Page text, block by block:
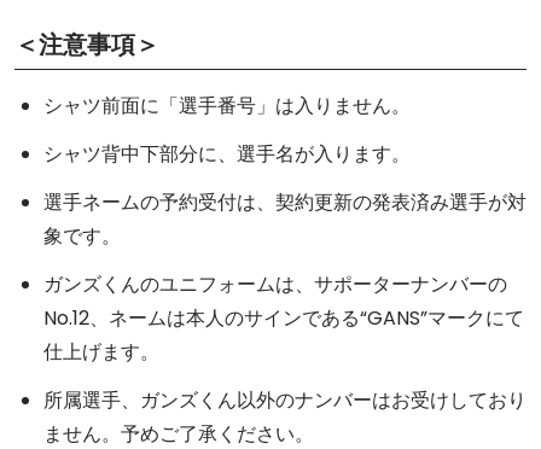
＜注意事項＞
シャツ前面に「選手番号」は入りません。
シャツ背中下部分に、選手名が入ります。
選手ネームの予約受付は、契約更新の発表済み選手が対
象です。
ガンズくんのユニフォームは、サポーターナンバーの
No.12、ネームは本人のサインである“GANS”マークにて
仕上げます。
所属選手、ガンズくん以外のナンバーはお受けしており
ません。予めご了承ください。